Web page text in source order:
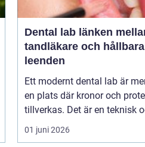
Dental lab länken mellan
tandläkare och hållbara
leenden
Ett modernt dental lab är
en plats där kronor och
tillverkas. Det är en teknisk
01 juni 2026